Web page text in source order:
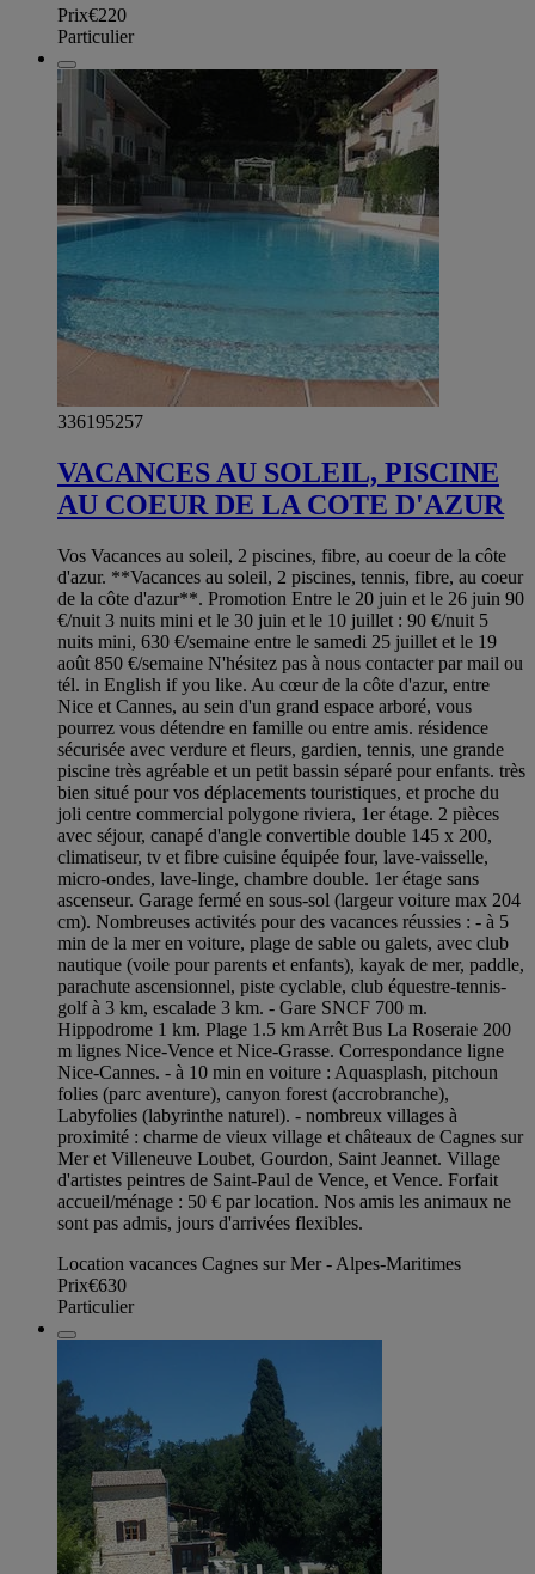
Prix€220
Particulier
336195257
VACANCES AU SOLEIL, PISCINE
AU COEUR DE LA COTE D'AZUR
Vos Vacances au soleil, 2 piscines, fibre, au coeur de la côte
d'azur. **Vacances au soleil, 2 piscines, tennis, fibre, au coeur
de la côte d'azur**. Promotion Entre le 20 juin et le 26 juin 90
€/nuit 3 nuits mini et le 30 juin et le 10 juillet : 90 €/nuit 5
nuits mini, 630 €/semaine entre le samedi 25 juillet et le 19
août 850 €/semaine N'hésitez pas à nous contacter par mail ou
tél. in English if you like. Au cœur de la côte d'azur, entre
Nice et Cannes, au sein d'un grand espace arboré, vous
pourrez vous détendre en famille ou entre amis. résidence
sécurisée avec verdure et fleurs, gardien, tennis, une grande
piscine très agréable et un petit bassin séparé pour enfants. très
bien situé pour vos déplacements touristiques, et proche du
joli centre commercial polygone riviera, 1er étage. 2 pièces
avec séjour, canapé d'angle convertible double 145 x 200,
climatiseur, tv et fibre cuisine équipée four, lave-vaisselle,
micro-ondes, lave-linge, chambre double. 1er étage sans
ascenseur. Garage fermé en sous-sol (largeur voiture max 204
cm). Nombreuses activités pour des vacances réussies : - à 5
min de la mer en voiture, plage de sable ou galets, avec club
nautique (voile pour parents et enfants), kayak de mer, paddle,
parachute ascensionnel, piste cyclable, club équestre-tennis-
golf à 3 km, escalade 3 km. - Gare SNCF 700 m.
Hippodrome 1 km. Plage 1.5 km Arrêt Bus La Roseraie 200
m lignes Nice-Vence et Nice-Grasse. Correspondance ligne
Nice-Cannes. - à 10 min en voiture : Aquasplash, pitchoun
folies (parc aventure), canyon forest (accrobranche),
Labyfolies (labyrinthe naturel). - nombreux villages à
proximité : charme de vieux village et châteaux de Cagnes sur
Mer et Villeneuve Loubet, Gourdon, Saint Jeannet. Village
d'artistes peintres de Saint-Paul de Vence, et Vence. Forfait
accueil/ménage : 50 € par location. Nos amis les animaux ne
sont pas admis, jours d'arrivées flexibles.
Location vacances Cagnes sur Mer - Alpes-Maritimes
Prix€630
Particulier